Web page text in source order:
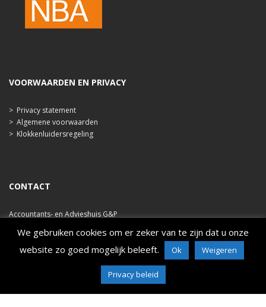
VOORWAARDEN EN PRIVACY
> Privacy statement
> Algemene voorwaarden
> Klokkenluidersregeling
CONTACT
Accountants- en Advieshuis G&P
4421 EA Kapelle
tel. 0113 348 786
We gebruiken cookies om er zeker van te zijn dat u onze
website zo goed mogelijk beleeft.
Ok Weigeren
Privacy beleid